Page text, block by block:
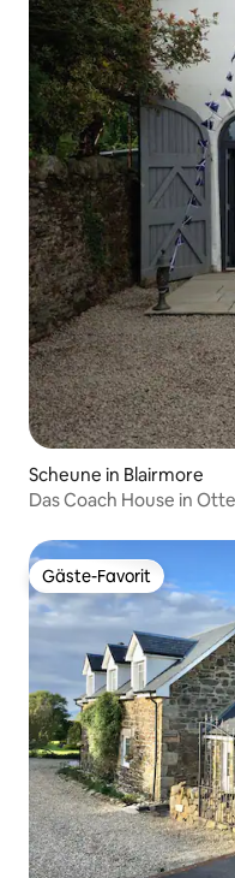
Scheune in Blairmore
Das Coach House in
Gäste-Favorit
Gäste-Favorit